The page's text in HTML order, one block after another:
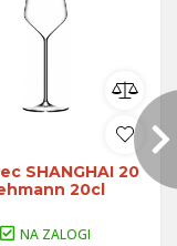
SHANGHAI 20
20cl
NA ZALOGI